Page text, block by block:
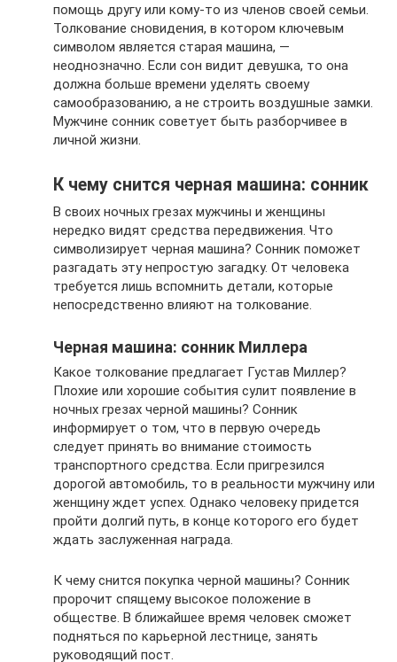
помощь другу или кому-то из членов своей семьи.
Толкование сновидения, в котором ключевым
символом является старая машина, —
неоднозначно. Если сон видит девушка, то она
должна больше времени уделять своему
самообразованию, а не строить воздушные замки.
Мужчине сонник советует быть разборчивее в
личной жизни.
К чему снится черная машина: сонник
В своих ночных грезах мужчины и женщины
нередко видят средства передвижения. Что
символизирует черная машина? Сонник поможет
разгадать эту непростую загадку. От человека
требуется лишь вспомнить детали, которые
непосредственно влияют на толкование.
Черная машина: сонник Миллера
Какое толкование предлагает Густав Миллер?
Плохие или хорошие события сулит появление в
ночных грезах черной машины? Сонник
информирует о том, что в первую очередь
следует принять во внимание стоимость
транспортного средства. Если пригрезился
дорогой автомобиль, то в реальности мужчину или
женщину ждет успех. Однако человеку придется
пройти долгий путь, в конце которого его будет
ждать заслуженная награда.
К чему снится покупка черной машины? Сонник
пророчит спящему высокое положение в
обществе. В ближайшее время человек сможет
подняться по карьерной лестнице, занять
руководящий пост.